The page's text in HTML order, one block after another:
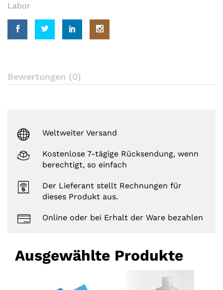
s
t
o
m
t
Labor
Bewertungen (0)
Weltweiter Versand
Kostenlose 7-tägige Rücksendung, wenn
berechtigt, so einfach
Der Lieferant stellt Rechnungen für
dieses Produkt aus.
Online oder bei Erhalt der Ware bezahlen
Ausgewählte Produkte